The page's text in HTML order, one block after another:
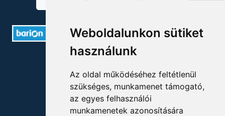
Weboldalunkon sütiket
használunk
Az oldal működéséhez feltétlenül
szükséges, munkamenet támogató,
az egyes felhasználói
munkamenetek azonosítására
ELÉRHETŐSÉGEK
+36 1 880 7600
info@mprx.hu